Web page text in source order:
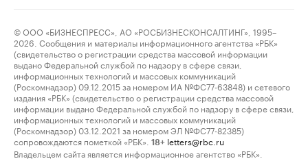
© ООО «БИЗНЕСПРЕСС», АО «РОСБИЗНЕСКОНСАЛТИНГ», 1995–
2026. Сообщения и материалы информационного агентства «РБК»
(свидетельство о регистрации средства массовой информации
выдано Федеральной службой по надзору в сфере связи,
информационных технологий и массовых коммуникаций
(Роскомнадзор) 09.12.2015 за номером ИА №ФС77-63848) и сетевого
издания «РБК» (свидетельство о регистрации средства массовой
информации выдано Федеральной службой по надзору в сфере связи,
информационных технологий и массовых коммуникаций
(Роскомнадзор) 03.12.2021 за номером ЭЛ №ФС77-82385)
сопровождаются пометкой «РБК».
18+ letters@rbc.ru
Владельцем сайта является информационное агентство «РБК».